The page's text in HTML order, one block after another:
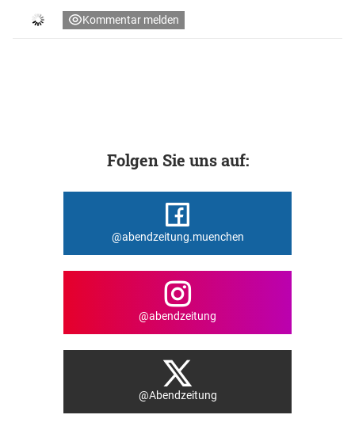
Kommentar melden
Folgen Sie uns auf:
@abendzeitung.muenchen
@abendzeitung
@Abendzeitung